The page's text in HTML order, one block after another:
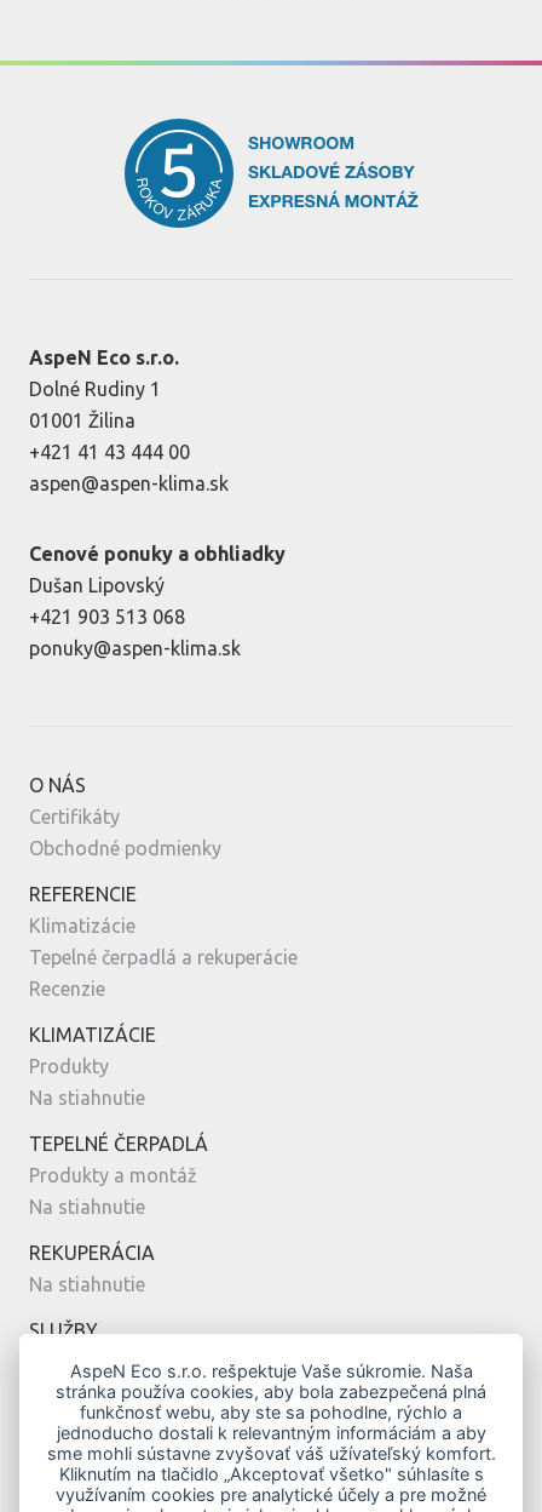
AspeN Eco s.r.o.
Dolné Rudiny 1
01001 Žilina
+421 41 43 444 00
aspen@aspen-klima.sk
Cenové ponuky a obhliadky
Dušan Lipovský
+421 903 513 068
ponuky@aspen-klima.sk
O NÁS
Certifikáty
Obchodné podmienky
REFERENCIE
Klimatizácie
Tepelné čerpadlá a rekuperácie
Recenzie
KLIMATIZÁCIE
Produkty
Na stiahnutie
TEPELNÉ ČERPADLÁ
Produkty a montáž
Na stiahnutie
REKUPERÁCIA
Na stiahnutie
SLUŽBY
Montáž
Servis
Návrh
MODERNÉ BÝVANIE
Vykurovanie klimatizáciou
AspeN Eco s.r.o. rešpektuje Vaše súkromie. Naša
stránka používa cookies, aby bola zabezpečená plná
funkčnosť webu, aby ste sa pohodlne, rýchlo a
jednoducho dostali k relevantným informáciám a aby
sme mohli sústavne zvyšovať váš užívateľský komfort.
Kliknutím na tlačidlo „Akceptovať všetko" súhlasíte s
využívaním cookies pre analytické účely a pre možné